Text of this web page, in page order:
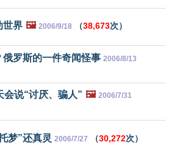
世界 🖼️ 2006/9/18 （38,673次）
罗斯的一件奇闻怪事 2006/8/13
说“讨厌、骗人” 🖼️ 2006/7/31
梦”还真灵 2006/7/27 （30,272次）